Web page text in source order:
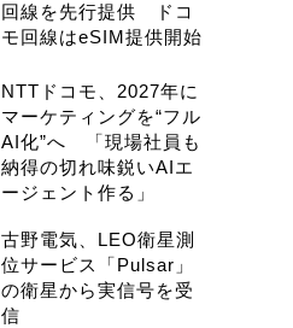
回線を先行提供 ドコ
モ回線はeSIM提供開始
NTTドコモ、2027年に
マーケティングを“フル
AI化”へ 「現場社員も
納得の切れ味鋭いAIエ
ージェント作る」
古野電気、LEO衛星測
位サービス「Pulsar」
の衛星から実信号を受
信